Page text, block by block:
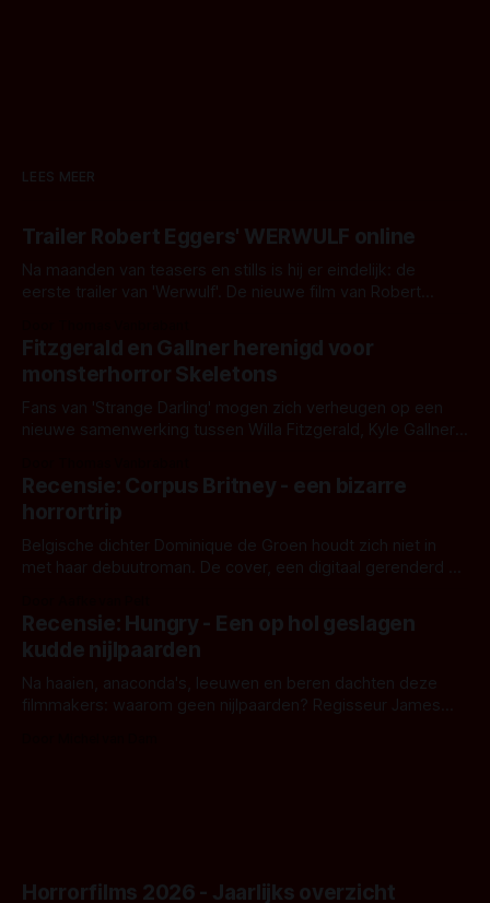
LEES MEER
Trailer Robert Eggers' WERWULF online
Na maanden van teasers en stills is hij er eindelijk: de
eerste trailer van 'Werwulf'. De nieuwe film van Robert
kille stijl vol folklore en mythe. Het topic deze keer is (kon
het het al raden?)... de weerwolf. Kijk je mee?
Fitzgerald en Gallner herenigd voor
monsterhorror Skeletons
Fans van 'Strange Darling' mogen zich verheugen op een
nieuwe samenwerking tussen Willa Fitzgerald, Kyle Gallner
'Skeletons', een nieuwe creature feature waarvoor de
opnames zijn gestart in Australië.
Recensie: Corpus Britney - een bizarre
horrortrip
Belgische dichter Dominique de Groen houdt zich niet in
met haar debuutroman. De cover, een digitaal gerenderd en
achtergrond, belooft iets kleurrijks maar onheilspellends,
iets ongrijpbaars. En dat maakt De Groen met ieder woord
waar.
Recensie: Hungry - Een op hol geslagen
kudde nijlpaarden
Na haaien, anaconda's, leeuwen en beren dachten deze
filmmakers: waarom geen nijlpaarden? Regisseur James
Horrorfilms 2026 - Jaarlijks overzicht